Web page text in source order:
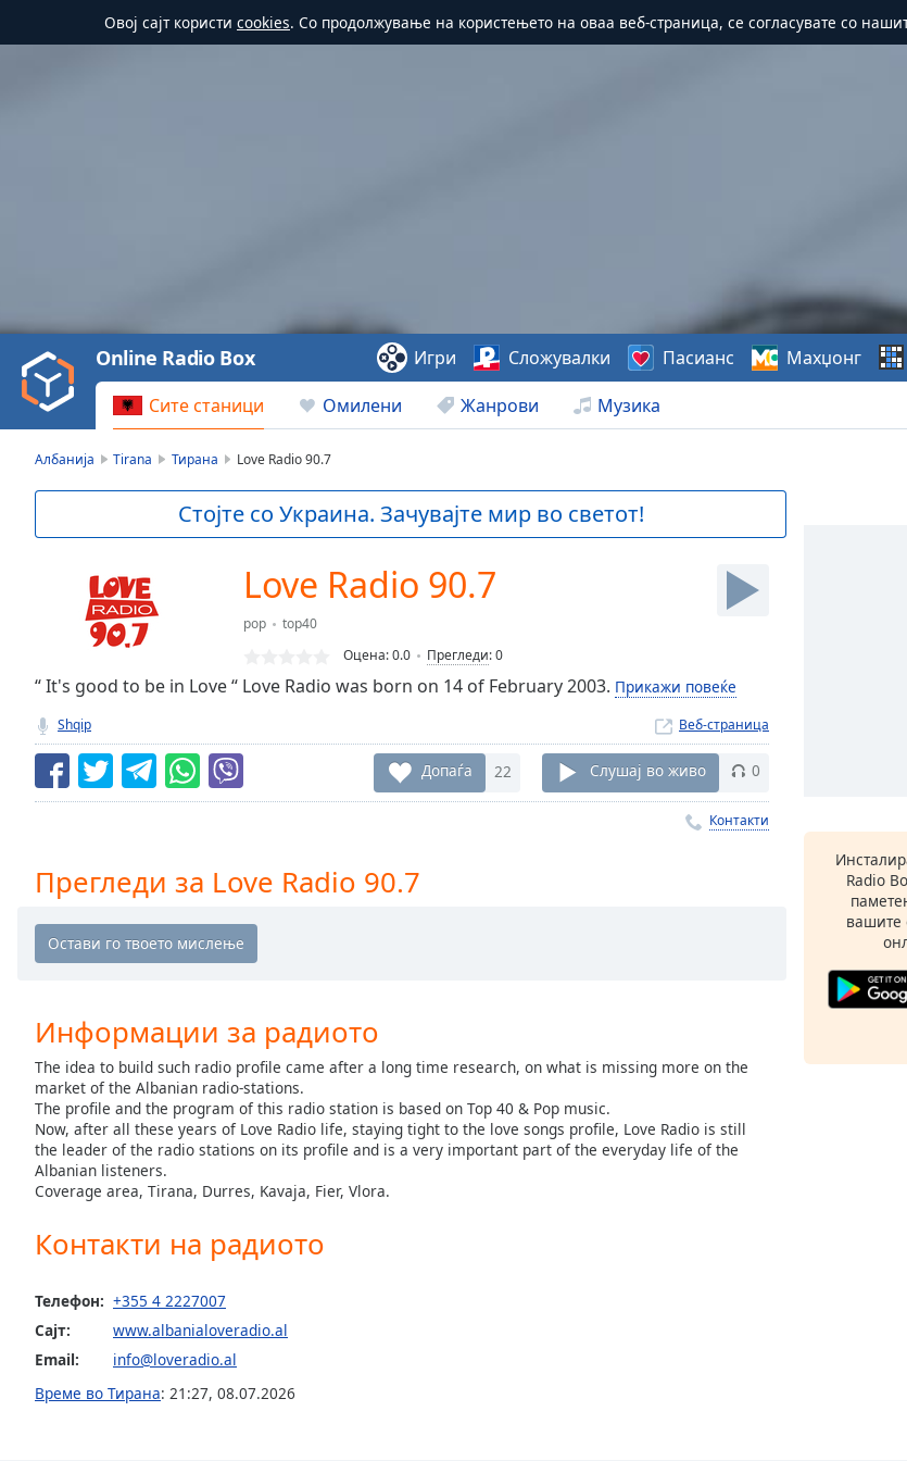
Овој сајт користи cookies. Со продолжување на користењето на оваа веб-страница, се согласувате со
Video
Play
Backward
Skip
Current
TypeLIVE
live,
currently
behind
LIVE
Remaining
Playback
Rate
Chapters
Descriptions
descriptions
off,
selected
Subtitles
subtitles
settings,
subtitles
settings
dialog
off,
Сите станици Омилени Жанрови Музика
Online Radio Box Игри Сложувалки Пасианс Махџонг
Албанија Tirana Тирана Love Radio 90.7
Стојте со Украина. Зачувајте мир во светот!
Love Radio 90.7
pop
top40
Оцена:0.0 Прегледи:0
“ It's good to be in Love “ Love Radio was born on 14 of February 2003. Прикажи повеќе
Shqip Веб-страница
Допаѓа 22 Слушај во живо 0
Контакти
Прегледи за Love Radio 90.7
Информации за радиото
The idea to build such radio profile came after a long time research, on what is missing more on the
market of the Albanian radio-stations.
The profile and the program of this radio station is based on Top 40 & Pop music.
Now, after all these years of Love Radio life, staying tight to the love songs profile, Love Radio is still
the leader of the radio stations on its profile and is a very important part of the everyday life of the
Albanian listeners.
Coverage area, Tirana, Durres, Kavaja, Fier, Vlora.
Контакти на радиото
Телефон: +355 4 2227007
Сајт:
www.albanialoveradio.al
Email:
info@loveradio.al
Време во Тирана: 21:27, 08.07.2026
Radio
вашите